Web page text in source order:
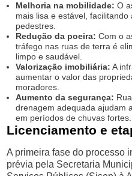
Melhoria na mobilidade: O
mais lisa e estável,
pedestres.
Redução da poeira: Com o
tráfego nas ruas de terra é
limpo e saudável.
Valorização imobiliária: A
aumentar o valor das
moradores.
Aumento da segurança:
drenagem adequada ajudam
em períodos de chuvas fortes.
Licenciamento e
A primeira fase do processo
prévia pela Secretaria